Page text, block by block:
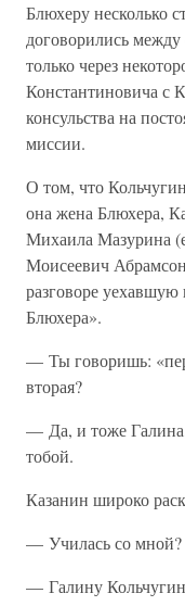
Блюхеру несколько
договорились
только через
Константиновича с
консульства на
миссии.
О том, что
она жена Блюхера,
Михаила Мазурина
Моисеевич
разговоре
Блюхера».
— Ты говоришь:
вторая?
— Да, и тоже
тобой.
Казанин широко
— Училась со мной?
— Галину